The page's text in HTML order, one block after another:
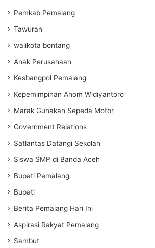
Pemkab Pemalang
Tawuran
walikota bontang
Anak Perusahaan
Kesbangpol Pemalang
Kepemimpinan Anom Widiyantoro
Marak Gunakan Sepeda Motor
Government Relations
Satlantas Datangi Sekolah
Siswa SMP di Banda Aceh
Bupati Pemalang
Bupati
Berita Pemalang Hari Ini
Aspirasi Rakyat Pemalang
Sambut